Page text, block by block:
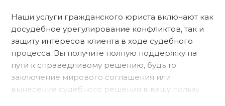
Наши услуги гражданского юриста включают как
досудебное урегулирование конфликтов, так и
защиту интересов клиента в ходе судебного
процесса. Вы получите полную поддержку на
пути к справедливому решению, будь то
заключение мирового соглашения или
вынесение судебного решения в вашу пользу.